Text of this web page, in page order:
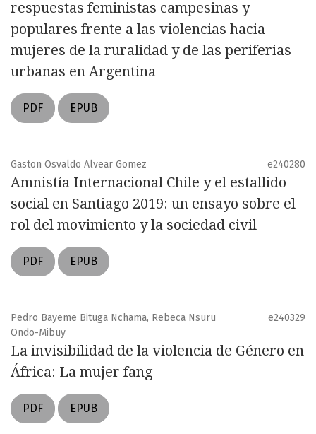
respuestas feministas campesinas y
populares frente a las violencias hacia
mujeres de la ruralidad y de las periferias
urbanas en Argentina
PDF EPUB
Gaston Osvaldo Alvear Gomez e240280
Amnistía Internacional Chile y el estallido
social en Santiago 2019: un ensayo sobre el
rol del movimiento y la sociedad civil
PDF EPUB
Pedro Bayeme Bituga Nchama, Rebeca Nsuru
Ondo-Mibuy
e240329
La invisibilidad de la violencia de Género en
África: La mujer fang
PDF EPUB